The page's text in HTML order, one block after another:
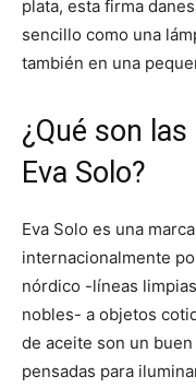
n n
plata, esta firma
sencillo como una
también en una
¿Qué son
Eva Solo?
Eva Solo es una
internacionalmente
nórdico -líneas
nobles- a objetos
de aceite son un
pensadas para